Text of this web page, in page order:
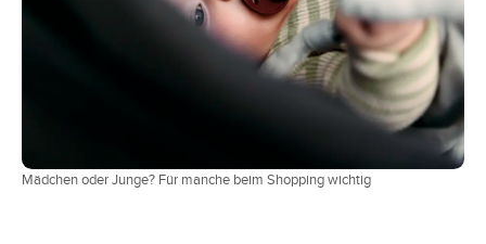
Mädchen oder Junge? Für manche beim Shopping wichtig